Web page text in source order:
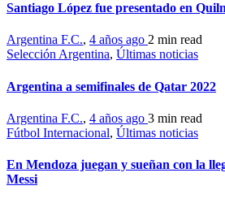
Santiago López fue presentado en
Argentina F.C., 4 años ago 2 min read
Selección Argentina, Últimas noticias
Argentina a semifinales de Qatar 2022
Argentina F.C., 4 años ago 3 min read
Fútbol Internacional, Últimas noticias
En Mendoza juegan y sueñan con la
Messi